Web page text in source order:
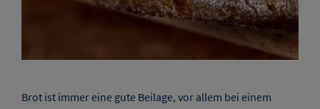
Brot ist immer eine gute Beilage, vor allem bei einem